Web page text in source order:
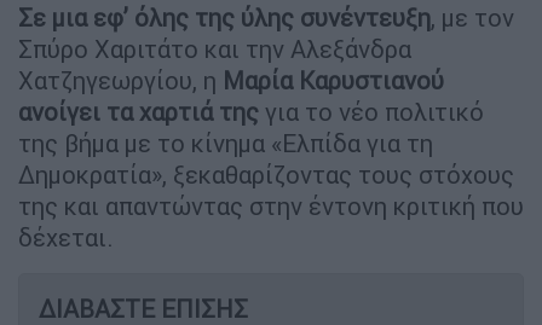
Σε μια εφ’ όλης της ύλης συνέντευξη, με τον
Σπύρο Χαριτάτο και την Αλεξάνδρα
Χατζηγεωργίου, η Μαρία Καρυστιανού
ανοίγει τα χαρτιά της για το νέο πολιτικό
της βήμα με το κίνημα «Ελπίδα για τη
Δημοκρατία», ξεκαθαρίζοντας τους στόχους
της και απαντώντας στην έντονη κριτική που
δέχεται.
ΔΙΑΒΑΣΤΕ ΕΠΙΣΗΣ